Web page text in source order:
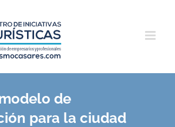
de
para la ciudad